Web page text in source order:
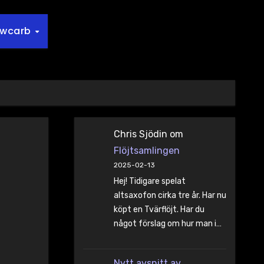
Chris Sjödin om
Flöjtsamlingen
2025-02-13
Hej! Tidigare spelat
altsaxofon cirka tre år. Har nu
köpt en Tvärflöjt. Har du
något förslag om hur man i…